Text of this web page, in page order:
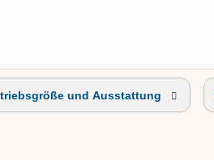
und Ausstattung